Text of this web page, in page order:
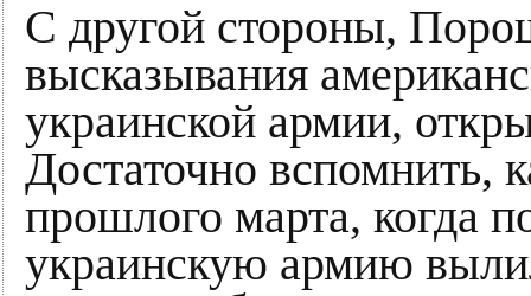
С другой стороны,
высказывания
украинской армии,
Достаточно вспомнить,
прошлого марта, когда
украинскую армию